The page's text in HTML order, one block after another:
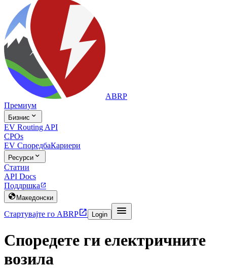
ABRP
Премиум
Бизнис 
EV Routing API
CPOs
EV СпоредбаКариери
Ресурси 
Статии
API Docs
Поддршка
 Македонски
Стартувајте го ABRP Login 
Споредете ги електричните
возила